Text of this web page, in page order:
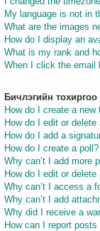
My language is not in
What are the images
How do I display an
What is my rank and
When I click the email
Бичлэгийн тохиргоо
How do I create a
How do I edit or delete
How do I add a
How do I create a poll?
Why can’t I add more
How do I edit or delete
Why can’t I access a
Why can’t I add
Why did I receive a
How can I report